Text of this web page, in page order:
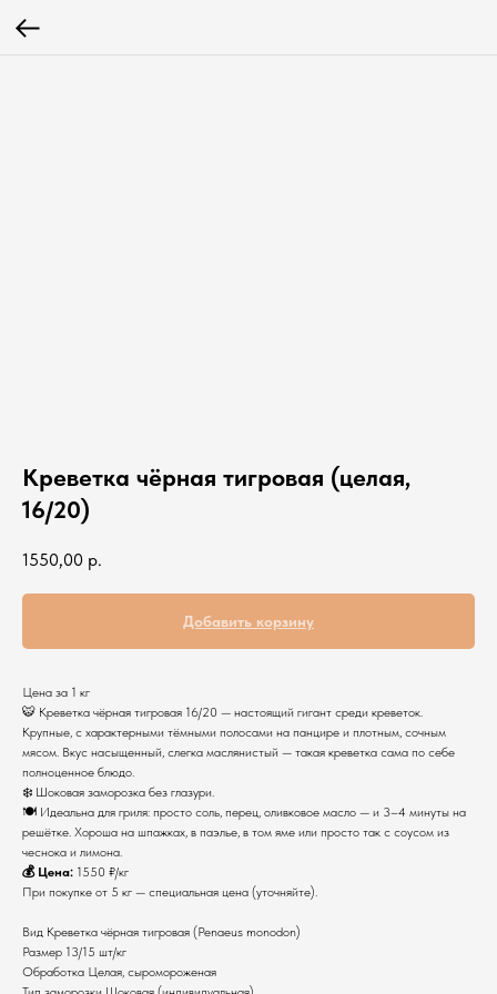
Креветка чёрная тигровая (целая,
16/20)
1550,00 р.
Добавить корзину
Цена за 1 кг
🐯 Креветка чёрная тигровая 16/20 — настоящий гигант среди креветок.
Крупные, с характерными тёмными полосами на панцире и плотным, сочным
мясом. Вкус насыщенный, слегка маслянистый — такая креветка сама по себе
полноценное блюдо.
❄️ Шоковая заморозка без глазури.
🍽 Идеальна для гриля: просто соль, перец, оливковое масло — и 3–4 минуты на
решётке. Хороша на шпажках, в паэлье, в том яме или просто так с соусом из
чеснока и лимона.
💰 Цена: 1550 ₽/кг
При покупке от 5 кг — специальная цена (уточняйте).
Вид Креветка чёрная тигровая (Penaeus monodon)
Размер 13/15 шт/кг
Обработка Целая, сыромороженая